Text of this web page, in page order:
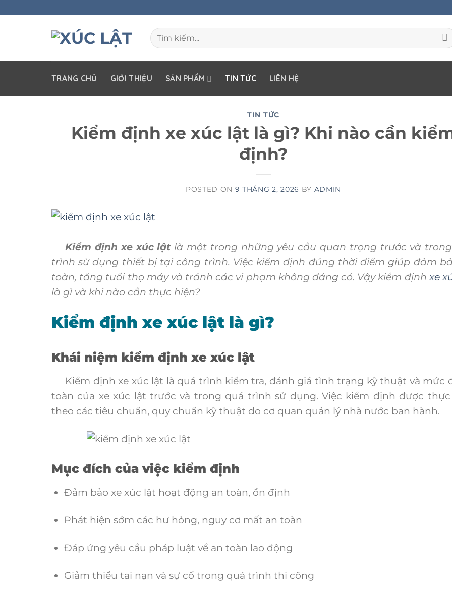
Tìm
kiếm:
TRANG CHỦ GIỚI THIỆU SẢN PHẨM TIN TỨC LIÊN HỆ
TIN TỨC
Kiểm định xe xúc lật là gì? Khi nào cần
định?
POSTED ON 9 THÁNG 2, 2026 BY ADMIN
Kiểm định xe xúc lật là một trong những yêu cầu quan trọng trước và
trình sử dụng thiết bị tại công trình. Việc kiểm định đúng thời điểm giúp đảm
toàn, tăng tuổi thọ máy và tránh các vi phạm không đáng có. Vậy kiểm định xe
là gì và khi nào cần thực hiện?
Kiểm định xe xúc lật là gì?
Khái niệm kiểm định xe xúc lật
Kiểm định xe xúc lật là quá trình kiểm tra, đánh giá tình trạng kỹ thuật và mức
toàn của xe xúc lật trước và trong quá trình sử dụng. Việc kiểm định được
theo các tiêu chuẩn, quy chuẩn kỹ thuật do cơ quan quản lý nhà nước ban hành.
Mục đích của việc kiểm định
Đảm bảo xe xúc lật hoạt động an toàn, ổn định
Phát hiện sớm các hư hỏng, nguy cơ mất an toàn
Đáp ứng yêu cầu pháp luật về an toàn lao động
Giảm thiểu tai nạn và sự cố trong quá trình thi công